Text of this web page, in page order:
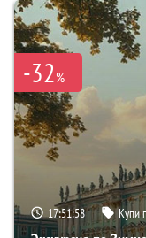
-32%
17:51:56 Купи